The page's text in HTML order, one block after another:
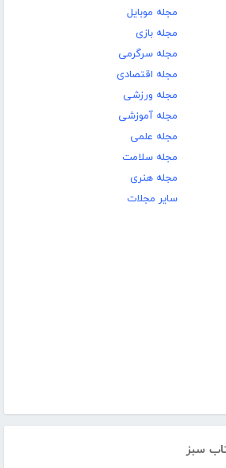
مجله موبایل
مجله بازی
مجله سرگرمی
مجله اقتصادی
مجله ورزشی
مجله آموزشی
مجله علمی
مجله سلامت
مجله هنری
سایر مجلات
سبز